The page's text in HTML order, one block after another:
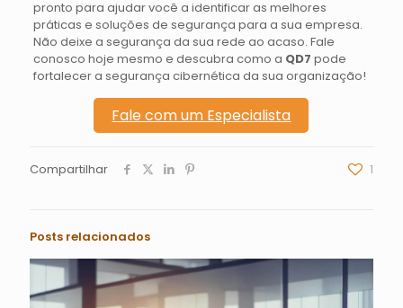
pronto para ajudar você a identificar as melhores
práticas e soluções de segurança para a sua empresa.
Não deixe a segurança da sua rede ao acaso. Fale
conosco hoje mesmo e descubra como a QD7 pode
fortalecer a segurança cibernética da sua organização!
Fale com um Especialista
Compartilhar 1
Posts relacionados